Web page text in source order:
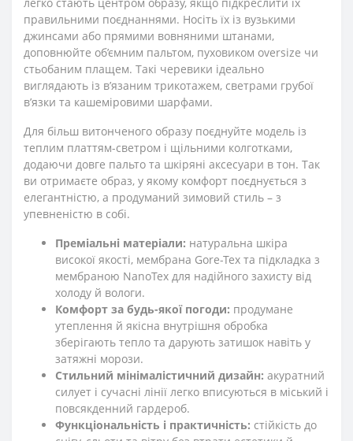
правильними поєднаннями. Носіть їх із вузькими
джинсами або прямими вовняними штанами,
доповнюйте об’ємним пальтом, пуховиком oversize чи
стьобаним плащем. Такі черевики ідеально
виглядають із в’язаним трикотажем, светрами грубої
в’язки та кашеміровими шарфами.
Для більш витонченого образу поєднуйте модель із
теплим платтям-светром і щільними колготками,
додаючи довге пальто та шкіряні аксесуари в тон. Так
ви отримаєте образ, у якому комфорт поєднується з
елегантністю, а продуманий зимовий стиль – з
упевненістю в собі.
Преміальні матеріали: натуральна шкіра
високої якості, мембрана Gore-Tex та підкладка з
мембраною NanoTex для надійного захисту від
холоду й вологи.
Комфорт за будь-якої погоди: продумане
утеплення й якісна внутрішня обробка
зберігають тепло та дарують затишок навіть у
затяжні морози.
Стильний мінімалістичний дизайн: акуратний
силует і сучасні лінії легко вписуються в міський і
повсякденний гардероб.
Функціональність і практичність: стійкість до